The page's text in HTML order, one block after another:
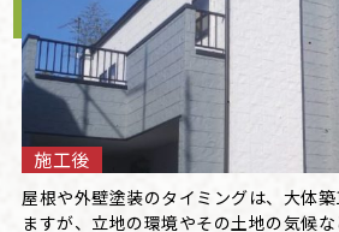
施工後
屋根や外壁塗装のタイミングは、大体
ますが、立地の環境やその土地の気候な